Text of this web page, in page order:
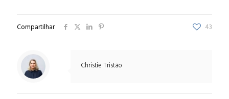
Compartilhar 43
Christie Tristão